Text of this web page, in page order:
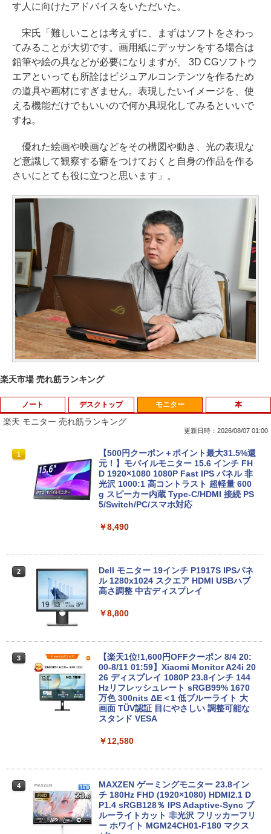
す人に向けたアドバイスをいただいた。
宋氏「難しいことは考えずに、まずはソフトをさわっ
てみることが大切です。画用紙にデッサンをする場合は
鉛筆や絵の具などが必要になりますが、 3D CGソフトウ
エアといっても所詮はビジュアルコンテンツを作るため
の道具や画材にすぎません。表現したいイメージを、使
える機能だけでもいいので何か具現化してみるといいで
すね。
優れた絵画や映画などをその構図や動き、光の表現な
ど意識して観察する癖をつけておくと自身の作品を作る
さいにとても役に立つと思います」。
楽天市場 売れ筋ランキング
ノート
1
中古ノートパソコン 新生活セット 2026
Windows11搭載 Office付き 15.6型 大手
メーカー 第6〜8世代 Core i3/i5 メモリ8
GB SSD最大1TB 高速SSD搭載 初期設定
済み テレワーク応援 在宅勤務 学生向け
FU25-repc ノートPC 中古パソコン
￥13,900
2
＼8月限定エントリーでP10倍／【中古】
ノートパソコン windows11 office付き
Lenovo レノボ ThinkPad L390 20NSS2
SD256GB 整備済み品 pc win11 os 中古
￥22,770
ノートパソコン Surface Pro 5 高性能第
7世代Core i5-7300U WEBカメラ内蔵 Wi
ndows 11 Pro MS 0ffice 2024選択可 1
P Bluetooth SurfaceConnect USB3.0
MS Office 2024 H&B 搭載｜中古ノート
パソコン Windows11 Office付｜Dynab
ook B55M Core i5 第8世代 8265U メモ
デスクトップ
1
【訳あり品】中古パソコン | NEC | Mate
MKM34B-1 | Windows11 | デスクトップ
| 一年保証 | 第7世代 | Core i5 7500 3.4
(〜最大3.8)GHz | MEM:8GB | SSD:256G
B | DVD-ROM | 無線LAN:あり | Win11Pr
o64bit
￥10,000
2
【マラソンセール期間中ポイント5倍】中
古デスクトップパソコン 第8世代 Core i5
Windows11 高速SSD128GB メモリ8GB
ion P330 初期設定済 すぐ使える 90日保
￥12,980
【エントリーでポイント100％還元のチ
ャンス】GMKtec ミニpc G3S【Intel N9
5 DDR4 8GB 256GB/512GB SSD】 4コ
ア 4スレッド mini pc Windows11 Pro
ミニパソコン 2画面 超静音 超軽量 高性
￥51,505
【中古】HP Pro Mini 400 G9 Core i5-12
モニター
楽天 モニター 売れ筋ランキング
更新日時：2026/08/07 01:00
1
【500円クーポン＋ポイント最大31.5%還
元！】モバイルモニター 15.6 インチ FH
D 1920×1080 1080P Fast IPS パネル 非
光沢 1000:1 高コントラスト 超軽量 600
g スピーカー内蔵 Type-C/HDMI 接続 PS
5/Switch/PC/スマホ対応
￥8,490
2
Dell モニター 19インチ P1917S IPSパネ
ル 1280x1024 スクエア HDMI USBハブ
高さ調整 中古ディスプレイ
￥8,800
3
【楽天1位!1,600円OFFクーポン 8/4 20:
00-8/11 01:59】Xiaomi Monitor A24i 20
26 ディスプレイ 1080P 23.8インチ 144
Hzリフレッシュレート sRGB99% 1670
万色 300nits ΔE＜1 低ブルーライト 大
画面 TÜV認証 目にやさしい 調整可能な
スタンド VESA
￥12,580
4
MAXZEN ゲーミングモニター 23.8イン
チ 180Hz FHD (1920×1080) HDMI2.1 D
P1.4 sRGB128％ IPS Adaptive-Sync ブ
ルーライトカット 非光沢 フリッカーフリ
ー ホワイト MGM24CH01-F180 マクス
本